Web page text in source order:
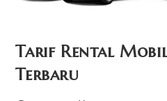
Tarif Rental
Terbaru